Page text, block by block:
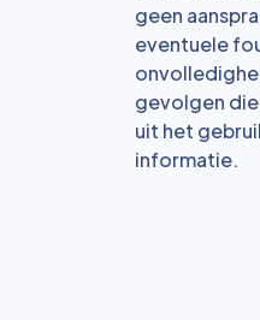
geen
eventuele
gevolgen
uit het
informatie.